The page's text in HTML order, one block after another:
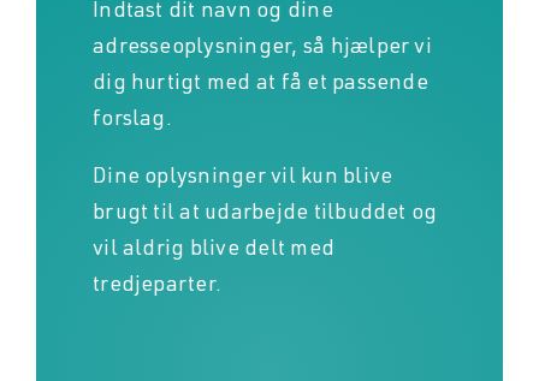
Indtast dit navn og dine
adresseoplysninger, så hjælper vi
dig hurtigt med at få et passende
forslag.
Dine oplysninger vil kun blive
brugt til at udarbejde tilbuddet og
vil aldrig blive delt med
tredjeparter.